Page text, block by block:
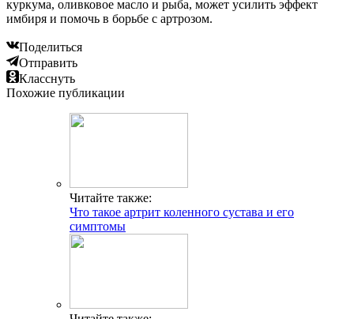
куркума, оливковое масло и рыба, может усилить эффект
имбиря и помочь в борьбе с артрозом.
Поделиться
Отправить
Класснуть
Похожие публикации
Читайте также:
Что такое артрит коленного сустава и его
симптомы